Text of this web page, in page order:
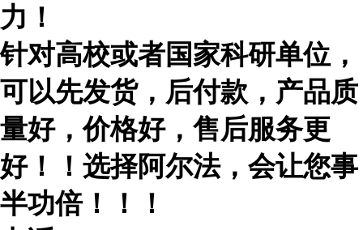
力！
针对高校或者国家科研单位，
可以先发货，后付款，产品质
量好，价格好，售后服务更
好！！选择阿尔法，会让您事
半功倍！！！